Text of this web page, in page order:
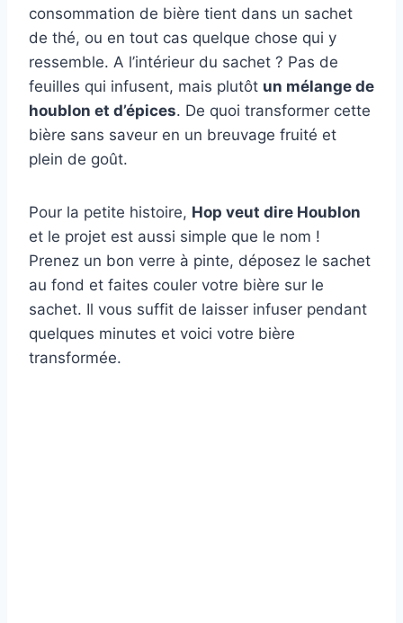
consommation de bière tient dans un sachet
de thé, ou en tout cas quelque chose qui y
ressemble. A l’intérieur du sachet ? Pas de
feuilles qui infusent, mais plutôt un mélange de
houblon et d’épices. De quoi transformer cette
bière sans saveur en un breuvage fruité et
plein de goût.
Pour la petite histoire, Hop veut dire Houblon
et le projet est aussi simple que le nom !
Prenez un bon verre à pinte, déposez le sachet
au fond et faites couler votre bière sur le
sachet. Il vous suffit de laisser infuser pendant
quelques minutes et voici votre bière
transformée.